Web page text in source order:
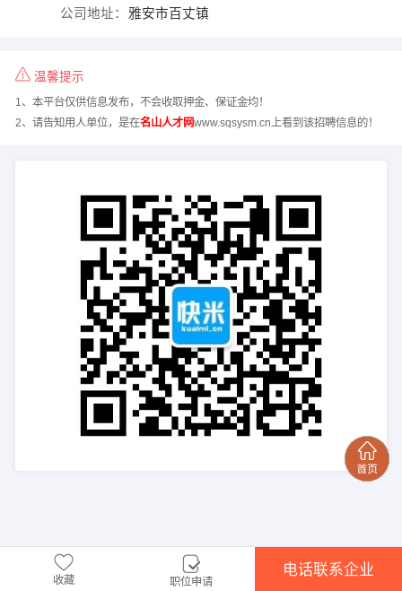
公司地址： 雅安市百丈镇
温馨提示
1、本平台仅供信息发布，不会收取押金、保证金均！
2、请告知用人单位，是在名山人才网www.sqsysm.cn上看到该招聘信息的！
收藏 职位申请
电话联系企业